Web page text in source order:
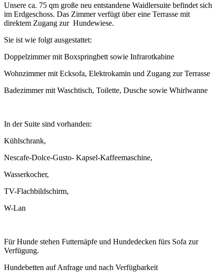
Unsere ca. 75 qm große neu entstandene Waidlersuite befindet sich
im Erdgeschoss. Das Zimmer verfügt über eine Terrasse mit
direktem Zugang zur Hundewiese.
Sie ist wie folgt ausgestattet:
Doppelzimmer mit Boxspringbett sowie Infrarotkabine
Wohnzimmer mit Ecksofa, Elektrokamin und Zugang zur Terrasse
Badezimmer mit Waschtisch, Toilette, Dusche sowie Whirlwanne
In der Suite sind vorhanden:
Kühlschrank,
Nescafe-Dolce-Gusto- Kapsel-Kaffeemaschine,
Wasserkocher,
TV-Flachbildschirm,
W-Lan
Für Hunde stehen Futternäpfe und Hundedecken fürs Sofa zur
Verfügung.
Hundebetten auf Anfrage und nach Verfügbarkeit